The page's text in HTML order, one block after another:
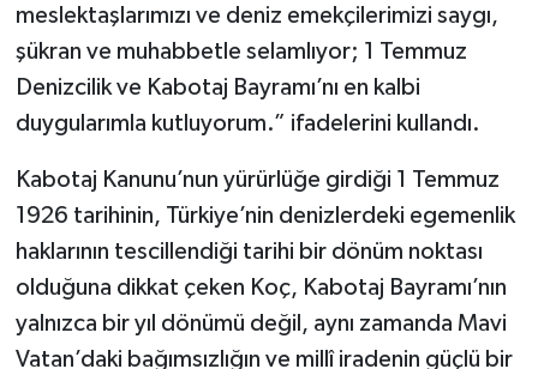
meslektaşlarımızı ve deniz emekçilerimizi saygı,
şükran ve muhabbetle selamlıyor; 1 Temmuz
Denizcilik ve Kabotaj Bayramı’nı en kalbi
duygularımla kutluyorum.” ifadelerini kullandı.
Kabotaj Kanunu’nun yürürlüğe girdiği 1 Temmuz
1926 tarihinin, Türkiye’nin denizlerdeki egemenlik
haklarının tescillendiği tarihi bir dönüm noktası
olduğuna dikkat çeken Koç, Kabotaj Bayramı’nın
yalnızca bir yıl dönümü değil, aynı zamanda Mavi
Vatan’daki bağımsızlığın ve millî iradenin güçlü bir